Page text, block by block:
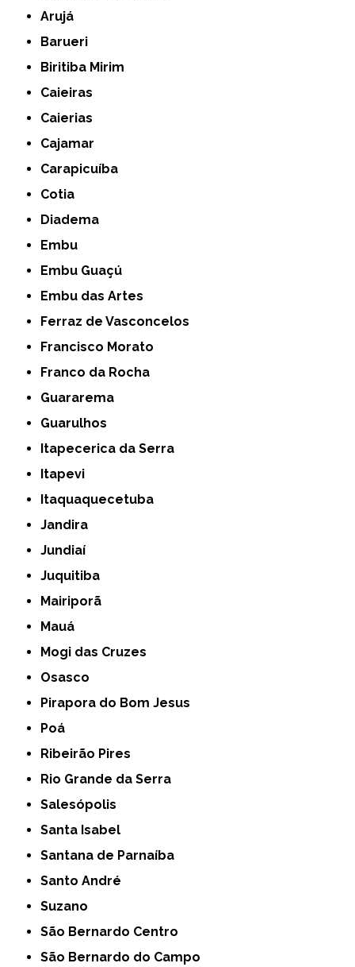
Arujá
Barueri
Biritiba Mirim
Caieiras
Caierias
Cajamar
Carapicuíba
Cotia
Diadema
Embu
Embu Guaçú
Embu das Artes
Ferraz de Vasconcelos
Francisco Morato
Franco da Rocha
Guararema
Guarulhos
Itapecerica da Serra
Itapevi
Itaquaquecetuba
Jandira
Jundiaí
Juquitiba
Mairiporã
Mauá
Mogi das Cruzes
Osasco
Pirapora do Bom Jesus
Poá
Ribeirão Pires
Rio Grande da Serra
Salesópolis
Santa Isabel
Santana de Parnaíba
Santo André
Suzano
São Bernardo Centro
São Bernardo do Campo